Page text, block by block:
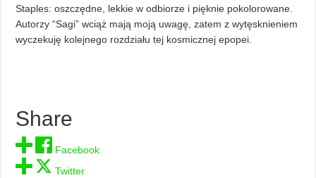
Staples: oszczędne, lekkie w odbiorze i pięknie pokolorowane.
Autorzy “Sagi” wciąż mają moją uwagę, zatem z wytęsknieniem
wyczekuję kolejnego rozdziału tej kosmicznej epopei.
Share
Facebook
Twitter